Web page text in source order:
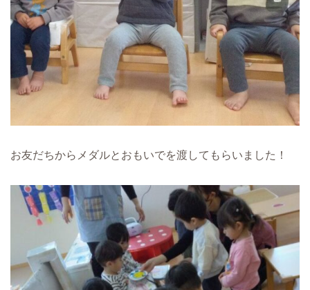
お友だちからメダルとおもいでを渡してもらいました！